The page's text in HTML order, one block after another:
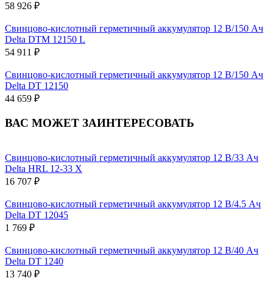
58 926 ₽
Свинцово-кислотный герметичный аккумулятор 12 В/150 Ач
Delta DTM 12150 L
54 911 ₽
Свинцово-кислотный герметичный аккумулятор 12 В/150 Ач
Delta DT 12150
44 659 ₽
ВАС МОЖЕТ ЗАИНТЕРЕСОВАТЬ
Свинцово-кислотный герметичный аккумулятор 12 В/33 Ач
Delta HRL 12-33 X
16 707 ₽
Свинцово-кислотный герметичный аккумулятор 12 В/4.5 Ач
Delta DT 12045
1 769 ₽
Свинцово-кислотный герметичный аккумулятор 12 В/40 Ач
Delta DT 1240
13 740 ₽